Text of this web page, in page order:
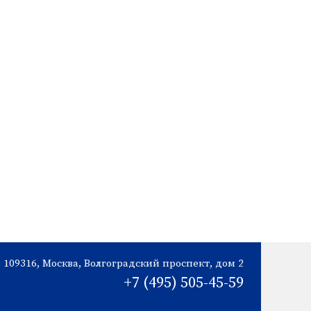
109316, Москва, Волгоградский проспект, дом 2
+7 (495) 505-45-59